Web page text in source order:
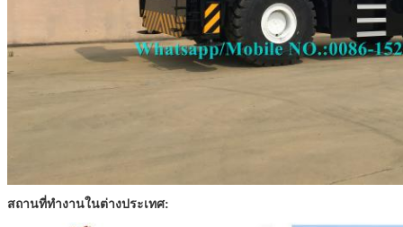
สถานที่ทำงานในต่างประเทศ: